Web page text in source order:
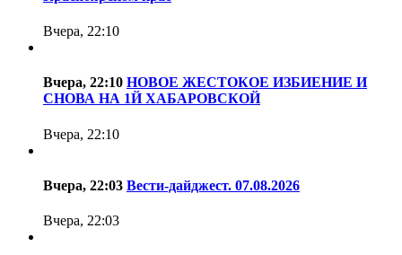
Вчера, 22:10
Вчера, 22:10 НОВОЕ ЖЕСТОКОЕ ИЗБИЕНИЕ И
СНОВА НА 1Й ХАБАРОВСКОЙ
Вчера, 22:10
Вчера, 22:03 Вести-дайджест. 07.08.2026
Вчера, 22:03